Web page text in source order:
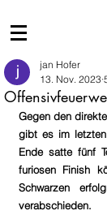
jan Hofer
13. Nov. 2023
Gegen den
gibt es im
Ende satte fünf
furiosen Finish
Schwarzen
verabschieden.